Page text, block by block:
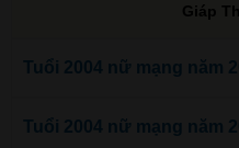
Giáp
Tuổi 2004 nữ mạng năm
Tuổi 2004 nữ mạng năm